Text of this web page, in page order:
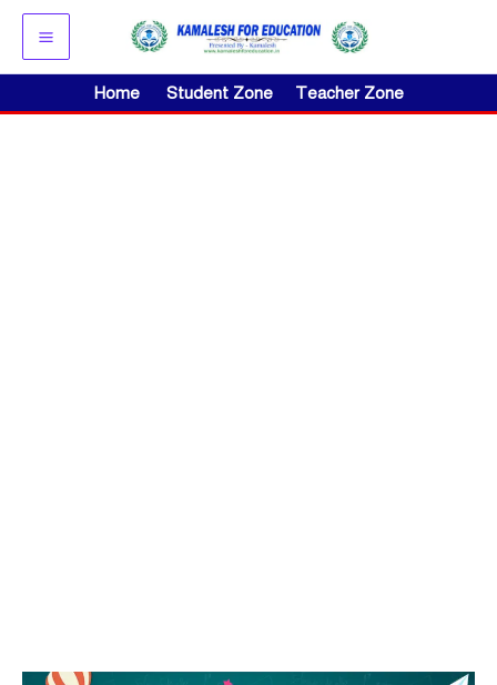
Skip
content
Home Student Zone Teacher Zone